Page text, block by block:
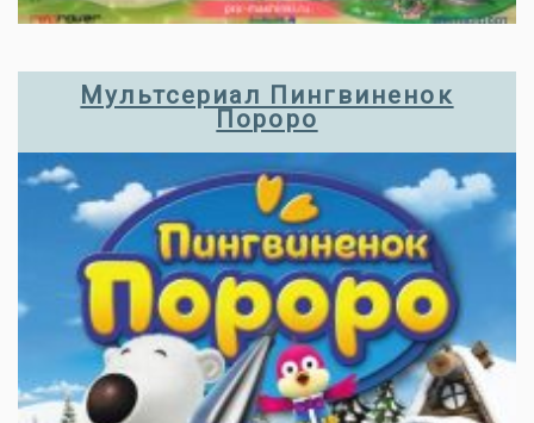
Мультсериал Пингвиненок
Пороро